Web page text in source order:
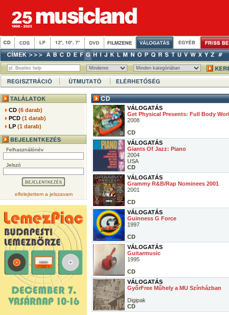
CD(6 darab)
PCD(1 darab)
LP(1 darab)
Felhasználónév
Jelszó
elfelejtettem a jelszavam
VÁLOGATÁS
Get Physical Presents: Full Body
2008
CD
VÁLOGATÁS
Giants Of Jazz: Piano
2004
USA
CD
VÁLOGATÁS
Grammy R&B/Rap Nominees 2001
2001
CD
VÁLOGATÁS
Guinness G Force
1997
CD
VÁLOGATÁS
Guitarmusic
1995
CD
VÁLOGATÁS
GyőrFree Műhely a MU Színházban
Digipak
CD